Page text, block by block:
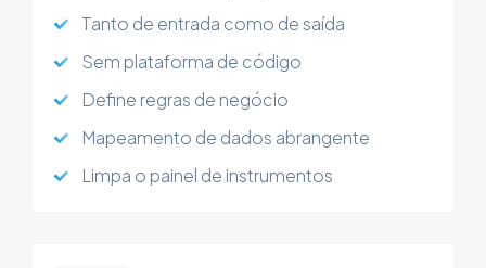
Tanto de entrada como de saída
Sem plataforma de código
Define regras de negócio
Mapeamento de dados abrangente
Limpa o painel de instrumentos